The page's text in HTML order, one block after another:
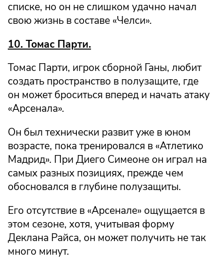
списке, но он не слишком удачно начал
свою жизнь в составе «Челси».
10. Томас Парти.
Томас Парти, игрок сборной Ганы, любит
создать пространство в полузащите, где
он может броситься вперед и начать атаку
«Арсенала».
Он был технически развит уже в юном
возрасте, пока тренировался в «Атлетико
Мадрид». При Диего Симеоне он играл на
самых разных позициях, прежде чем
обосновался в глубине полузащиты.
Его отсутствие в «Арсенале» ощущается в
этом сезоне, хотя, учитывая форму
Деклана Райса, он может получить не так
много минут.